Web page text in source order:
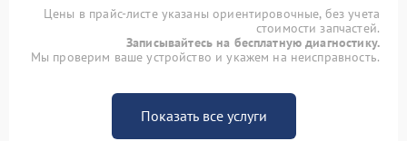
Цены в прайс-листе указаны ориентировочные, без учета
стоимости запчастей.
Записывайтесь на бесплатную диагностику.
Мы проверим ваше устройство и укажем на неисправность.
Показать все услуги